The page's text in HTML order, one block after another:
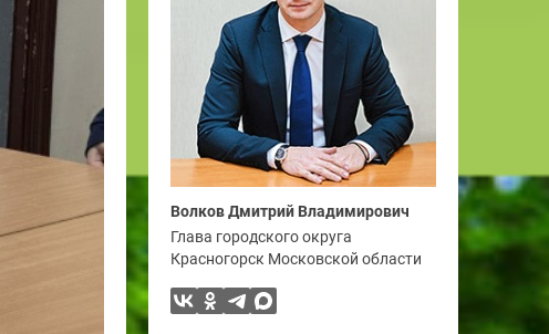
Волков Дмитрий Владимирович
Глава городского округа
Красногорск Московской области